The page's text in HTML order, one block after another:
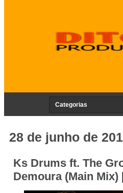
28 de junho de
Ks Drums ft. The
Demoura (Main Mix)